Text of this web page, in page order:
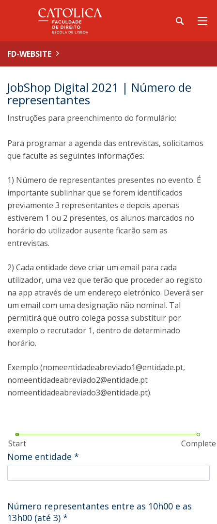
FD-WEBSITE
JobShop Digital 2021 | Número de
representantes
Instruções para preenchimento do formulário:
Para programar a agenda das entrevistas, solicitamos
que faculte as seguintes informações:
1) Número de representantes presentes no evento. É
importante sublinhar que se forem identificados
previamente 3 representantes e depois apenas
estiverem 1 ou 2 presentes, os alunos marcados no
horário do utilizador ausente ficarão sem as
entrevistas.
2) Cada entidade deve criar um email para cada
utilizador, uma vez que terão que proceder ao registo
na app através de um endereço eletrónico. Deverá ser
um email com uma designação não nominal. Tal
permitirá que outro colega possa substituir por
exemplo o recrutador 1, dentro de determinado
horário.
Exemplo (nomeentidadeabreviado1@entidade.pt,
nomeentidadeabreviado2@entidade.pt
nomeentidadeabreviado3@entidade.pt).
Start Complete
Nome entidade *
Número representantes entre as 10h00 e as
13h00 (até 3) *